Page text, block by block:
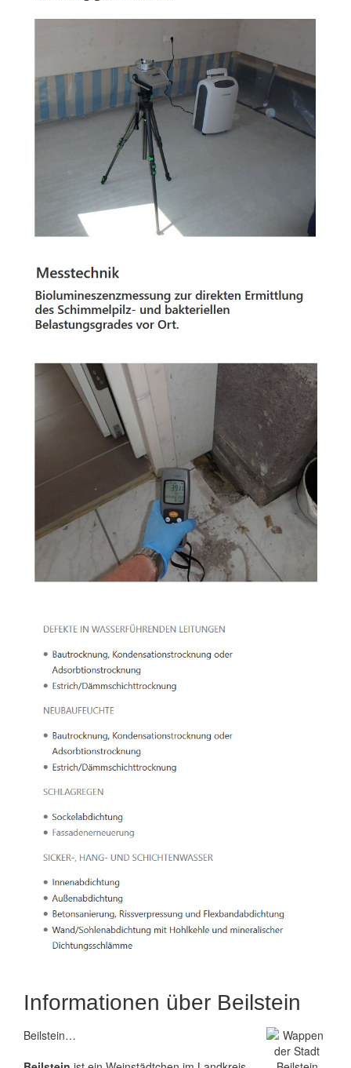
Informationen über Beilstein
Beilstein…